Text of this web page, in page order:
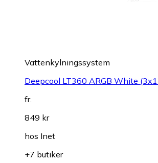
Vattenkylningssystem
Deepcool LT360 ARGB White
fr.
849 kr
hos Inet
+7 butiker